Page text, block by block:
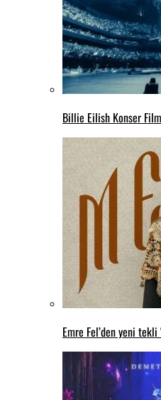
Billie Eilish Konser
Emre Fel’den yeni tekli